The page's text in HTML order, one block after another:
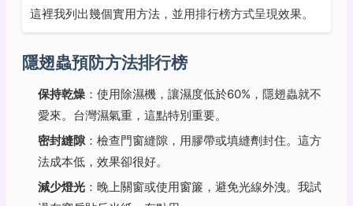
這裡我列出幾個實用方法，並用排行榜方式呈現效果。
隱翅蟲預防方法排行榜
保持乾燥 ：使用除濕機，讓濕度低於60%，隱翅蟲就不
愛來。台灣濕氣重，這點特別重要。
密封縫隙：檢查門窗縫隙，用膠帶或填縫劑封住。這方
法成本低，效果卻很好。
減少燈光 ：晚上關窗或使用窗簾，避免光線外洩。我試